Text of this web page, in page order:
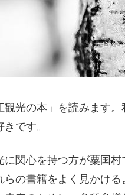
光の本」を読みます
です。
関心を持つ方が粟国
の書籍をよく見かける